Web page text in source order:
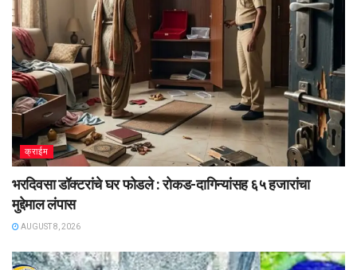
क्राईम
भरदिवसा डॉक्टरांचे घर फोडले : रोकड-दागिन्यांसह ६५ हजारांचा
मुद्देमाल लंपास
AUGUST 8, 2026